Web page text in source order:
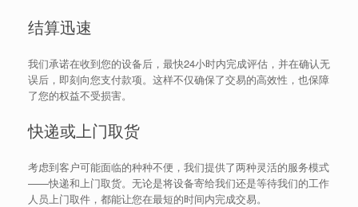
结算迅速
我们承诺在收到您的设备后，最快24小时内完成评估，并在确认无
误后，即刻向您支付款项。这样不仅确保了交易的高效性，也保障
了您的权益不受损害。
快递或上门取货
考虑到客户可能面临的种种不便，我们提供了两种灵活的服务模式
——快递和上门取货。无论是将设备寄给我们还是等待我们的工作
人员上门取件，都能让您在最短的时间内完成交易。